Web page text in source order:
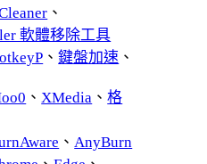
、
軟體移除工具
、鍵盤加速 、
、 XMedia 、格
、 AnyBurn